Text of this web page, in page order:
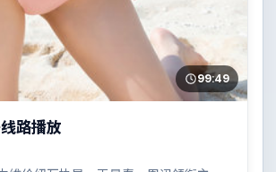
99:49
路播放